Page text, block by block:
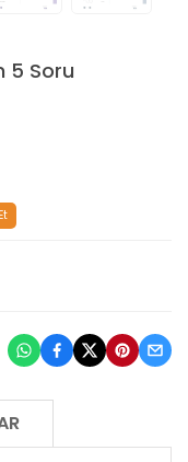
5 Soru